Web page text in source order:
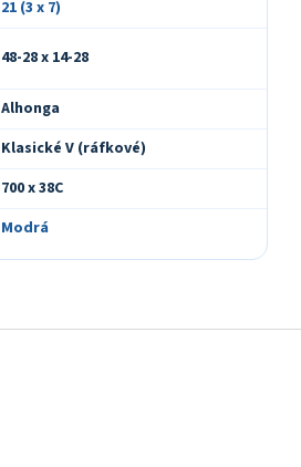
21 (3 x 7)
48-28 x 14-28
Alhonga
Klasické V (ráfkové)
700 x 38C
Modrá